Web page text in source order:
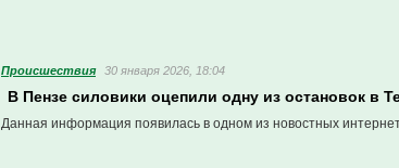
Проиcшествия 30 января 2026, 18:04
В Пензе силовики оцепили одну из остановок в
Данная информация появилась в одном из новостных